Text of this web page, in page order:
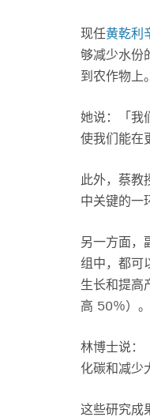
现任黄乾利
够减少水份
到农作物上。
她说：「我
使我们能在
此外，蔡教
中关键的一
另一方面，
组中，都可
生长和提高
高 50％）
林博士说：
化碳和减少
这些研究成